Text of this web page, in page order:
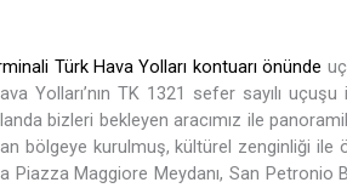
Türk Hava Yolları kontuarı önünde
Yolları’nın TK 1321 sefer sayılı
bizleri bekleyen aracımız ile
bölgeye kurulmuş, kültürel zenginliği
Piazza Maggiore Meydanı, San Petronio